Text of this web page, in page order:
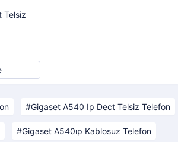
Telsiz
Gigaset A540 Ip Dect Telsiz Telefon
Gigaset A540ıp Kablosuz Telefon